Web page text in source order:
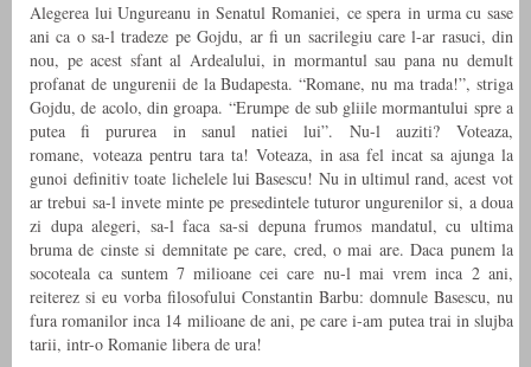
Alegerea lui Ungureanu in Senatul Romaniei, ce spera in urma cu sase
ani ca o sa-l tradeze pe Gojdu, ar fi un sacrilegiu care l-ar rasuci, din
nou, pe acest sfant al Ardealului, in mormantul sau pana nu demult
profanat de ungurenii de la Budapesta. “Romane, nu ma trada!”, striga
Gojdu, de acolo, din groapa. “Erumpe de sub gliile mormantului spre a
putea fi pururea in sanul natiei lui”. Nu-l auziti? Voteaza,
romane, voteaza pentru tara ta! Voteaza, in asa fel incat sa ajunga la
gunoi definitiv toate lichelele lui Basescu! Nu in ultimul rand, acest vot
ar trebui sa-l invete minte pe presedintele tuturor ungurenilor si, a doua
zi dupa alegeri, sa-l faca sa-si depuna frumos mandatul, cu ultima
bruma de cinste si demnitate pe care, cred, o mai are. Daca punem la
socoteala ca suntem 7 milioane cei care nu-l mai vrem inca 2 ani,
reiterez si eu vorba filosofului Constantin Barbu: domnule Basescu, nu
fura romanilor inca 14 milioane de ani, pe care i-am putea trai in slujba
tarii, intr-o Romanie libera de ura!